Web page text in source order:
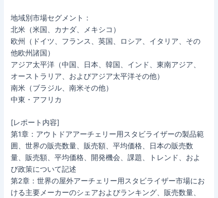
地域別市場セグメント：
北米（米国、カナダ、メキシコ）
欧州（ドイツ、フランス、英国、ロシア、イタリア、その
他欧州諸国）
アジア太平洋（中国、日本、韓国、インド、東南アジア、
オーストラリア、およびアジア太平洋その他）
南米（ブラジル、南米その他）
中東・アフリカ
[レポート内容]
第1章：アウトドアアーチェリー用スタビライザーの製品範
囲、世界の販売数量、販売額、平均価格、日本の販売数
量、販売額、平均価格、開発機会、課題、トレンド、およ
び政策について記述
第2章：世界の屋外アーチェリー用スタビライザー市場にお
ける主要メーカーのシェアおよびランキング、販売数量、